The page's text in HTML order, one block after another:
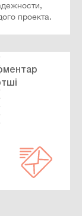
проекта.